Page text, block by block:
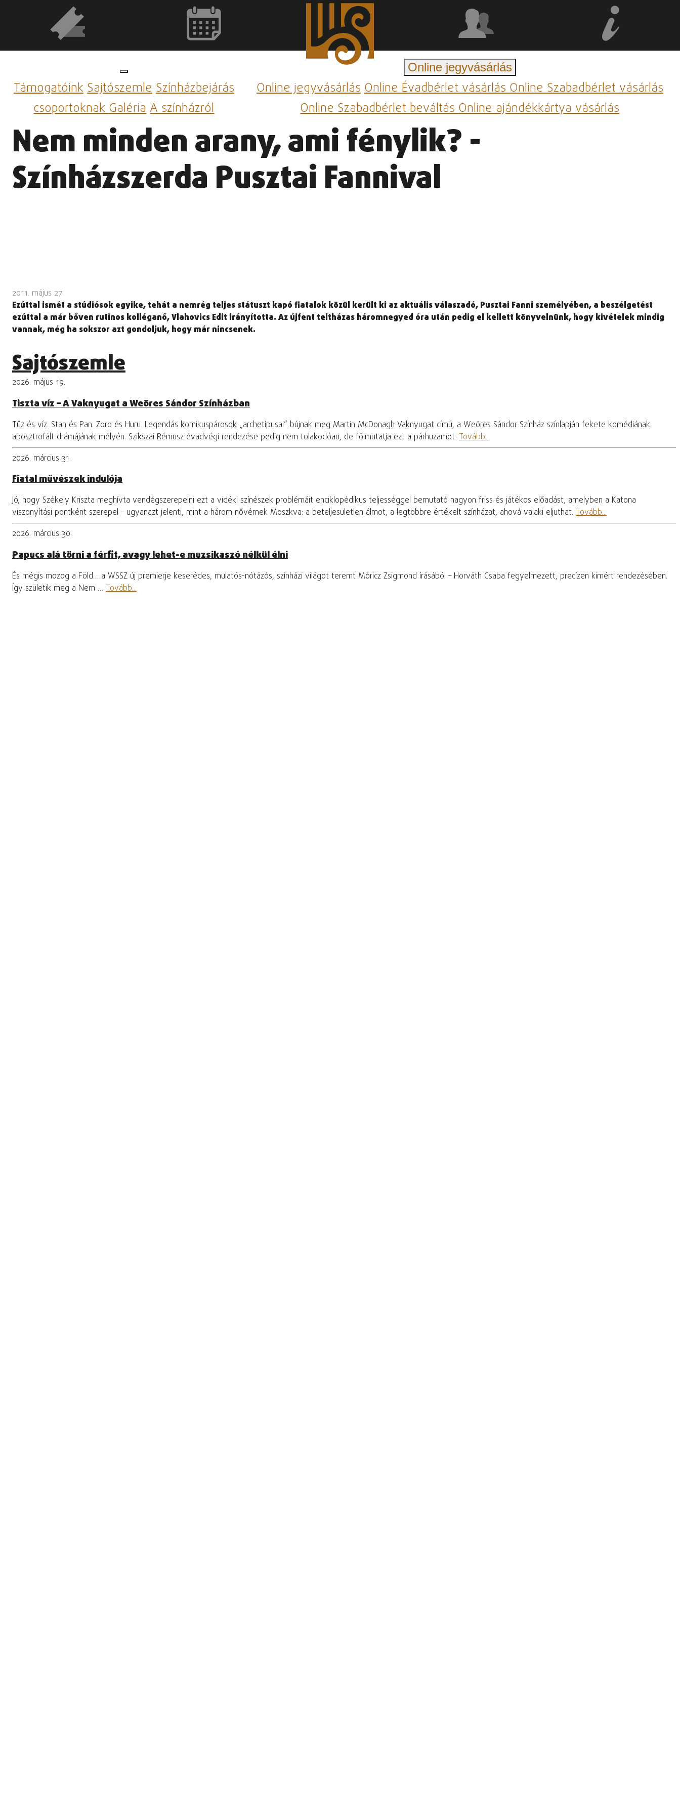
TámogatóinkSajtószemleSzínházbejárás
csoportoknakGalériaA színházról
Online jegyvásárlás
Online jegyvásárlásOnline Évadbérlet vásárlásOnline Szabadbérlet vásárlás
Online Szabadbérlet beváltásOnline ajándékkártya vásárlás
Nem minden arany, ami fénylik? -
Színházszerda Pusztai Fannival
2011. május 27.
Ezúttal ismét a stúdiósok egyike, tehát a nemrég teljes státuszt kapó fiatalok közül került ki az aktuális válaszadó, Pusztai Fanni személyében, a beszélgetést
ezúttal a már bőven rutinos kolléganő, Vlahovics Edit irányította. Az újfent teltházas háromnegyed óra után pedig el kellett könyvelnünk, hogy kivételek mindig
vannak, még ha sokszor azt gondoljuk, hogy már nincsenek.
Sajtószemle
2026. május 19.
Tiszta víz – A Vaknyugat a Weöres Sándor Színházban
Tűz és víz. Stan és Pan. Zoro és Huru. Legendás komikuspárosok „archetípusai” bújnak meg Martin McDonagh Vaknyugat című, a Weöres Sándor Színház színlapján fekete komédiának
aposztrofált drámájának mélyén. Szikszai Rémusz évadvégi rendezése pedig nem tolakodóan, de fölmutatja ezt a párhuzamot. Tovább...
2026. március 31.
Fiatal művészek indulója
Jó, hogy Székely Kriszta meghívta vendégszerepelni ezt a vidéki színészek problémáit enciklopédikus teljességgel bemutató nagyon friss és játékos előadást, amelyben a Katona
viszonyítási pontként szerepel – ugyanazt jelenti, mint a három nővérnek Moszkva: a beteljesületlen álmot, a legtöbbre értékelt színházat, ahová valaki eljuthat. Tovább...
2026. március 30.
Papucs alá törni a férfit, avagy lehet-e muzsikaszó nélkül élni
És mégis mozog a Föld… a WSSZ új premierje keserédes, mulatós-nótázós, színházi világot teremt Móricz Zsigmond írásából – Horváth Csaba fegyelmezett, precízen kimért rendezésében.
Így születik meg a Nem … Tovább...